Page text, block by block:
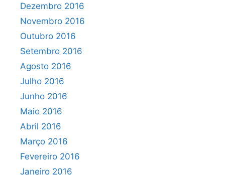
Dezembro 2016
Novembro 2016
Outubro 2016
Setembro 2016
Agosto 2016
Julho 2016
Junho 2016
Maio 2016
Abril 2016
Março 2016
Fevereiro 2016
Janeiro 2016